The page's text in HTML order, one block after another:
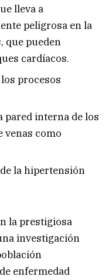
lleva a
peligrosa en la
que pueden
cardíacos.
procesos
pared interna de los
venas como
la hipertensión
la prestigiosa
investigación
enfermedad